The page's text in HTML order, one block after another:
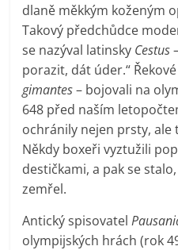
dlaně měkkým koženým
Takový předchůdce
se nazýval latinsky Cestus
porazit, dát úder.“
gimantes– bojovali na
648 před naším
ochránily nejen prsty, ale
Někdy boxeři vyztužili
destičkami, a pak se
zemřel.
Antický spisovatel
olympijských hrách (rok